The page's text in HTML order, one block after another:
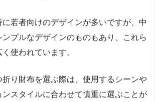
に若者向けのデザインが多いですが、中
プルなデザインのものもあり、これら
使われています。
折り財布を選ぶ際は、使用するシーンや
スタイルに合わせて慎重に選ぶことが